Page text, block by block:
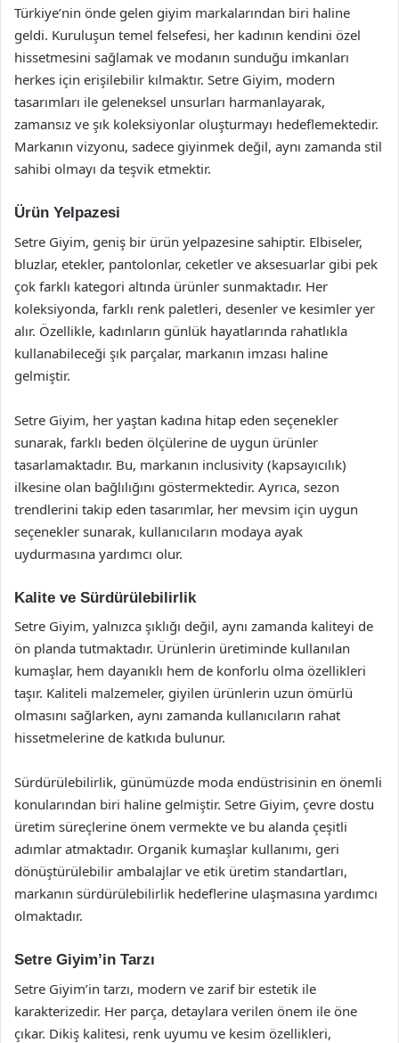
Türkiye’nin önde gelen giyim markalarından biri haline
geldi. Kuruluşun temel felsefesi, her kadının kendini özel
hissetmesini sağlamak ve modanın sunduğu imkanları
herkes için erişilebilir kılmaktır. Setre Giyim, modern
tasarımları ile geleneksel unsurları harmanlayarak,
zamansız ve şık koleksiyonlar oluşturmayı hedeflemektedir.
Markanın vizyonu, sadece giyinmek değil, aynı zamanda stil
sahibi olmayı da teşvik etmektir.
Ürün Yelpazesi
Setre Giyim, geniş bir ürün yelpazesine sahiptir. Elbiseler,
bluzlar, etekler, pantolonlar, ceketler ve aksesuarlar gibi pek
çok farklı kategori altında ürünler sunmaktadır. Her
koleksiyonda, farklı renk paletleri, desenler ve kesimler yer
alır. Özellikle, kadınların günlük hayatlarında rahatlıkla
kullanabileceği şık parçalar, markanın imzası haline
gelmiştir.
Setre Giyim, her yaştan kadına hitap eden seçenekler
sunarak, farklı beden ölçülerine de uygun ürünler
tasarlamaktadır. Bu, markanın inclusivity (kapsayıcılık)
ilkesine olan bağlılığını göstermektedir. Ayrıca, sezon
trendlerini takip eden tasarımlar, her mevsim için uygun
seçenekler sunarak, kullanıcıların modaya ayak
uydurmasına yardımcı olur.
Kalite ve Sürdürülebilirlik
Setre Giyim, yalnızca şıklığı değil, aynı zamanda kaliteyi de
ön planda tutmaktadır. Ürünlerin üretiminde kullanılan
kumaşlar, hem dayanıklı hem de konforlu olma özellikleri
taşır. Kaliteli malzemeler, giyilen ürünlerin uzun ömürlü
olmasını sağlarken, aynı zamanda kullanıcıların rahat
hissetmelerine de katkıda bulunur.
Sürdürülebilirlik, günümüzde moda endüstrisinin en önemli
konularından biri haline gelmiştir. Setre Giyim, çevre dostu
üretim süreçlerine önem vermekte ve bu alanda çeşitli
adımlar atmaktadır. Organik kumaşlar kullanımı, geri
dönüştürülebilir ambalajlar ve etik üretim standartları,
markanın sürdürülebilirlik hedeflerine ulaşmasına yardımcı
olmaktadır.
Setre Giyim’in Tarzı
Setre Giyim’in tarzı, modern ve zarif bir estetik ile
karakterizedir. Her parça, detaylara verilen önem ile öne
çıkar. Dikiş kalitesi, renk uyumu ve kesim özellikleri,